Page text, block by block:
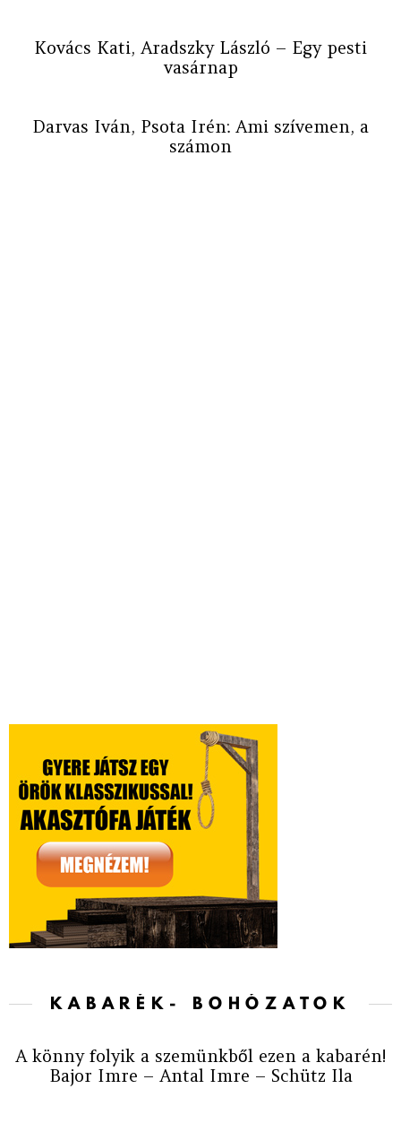
Kovács Kati, Aradszky László – Egy pesti
vasárnap
Darvas Iván, Psota Irén: Ami szívemen, a
számon
KABARÉK- BOHÓZATOK
A könny folyik a szemünkből ezen a kabarén!
Bajor Imre – Antal Imre – Schütz Ila